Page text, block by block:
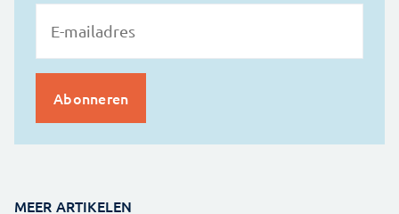
MEER ARTIKELEN